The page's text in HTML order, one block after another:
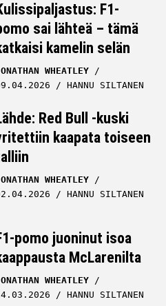
F1-
sai lähteä – tämä
kamelin selän
WHEATLEY
HANNU SILTANEN
Red Bull -kuski
kaapata toiseen
WHEATLEY
HANNU SILTANEN
pomo juoninut isoa
McLarenilta
WHEATLEY
HANNU SILTANEN